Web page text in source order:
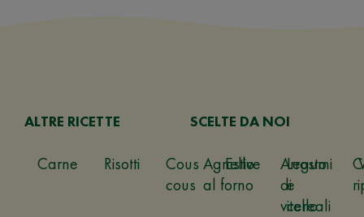
ALTRE RICETTE
Carne Risotti
Cous
cous
Estive
Legumi
e
cereali
SCELTE DA NOI
Agnello
al forno
Arrosto
di
vitello